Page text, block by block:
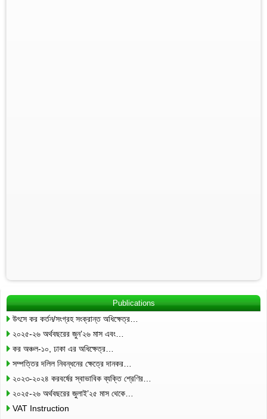
Publications
উৎসে কর কর্তন/সংগ্রহ সংক্রান্ত অধিক্ষেত্র…
২০২৫-২৬ অর্থবছরের জুন’২৬ মাস এবং…
কর অঞ্চল-১০, ঢাকা এর অধিক্ষেত্র…
সম্পত্তির দলিল নিবন্ধনের ক্ষেত্রে দানকর…
২০২৩-২০২৪ করবর্ষের স্বাভাবিক ব্যক্তি শ্রেণির…
২০২৫-২৬ অর্থবছরের জুলাই’২৫ মাস থেকে…
VAT Instruction